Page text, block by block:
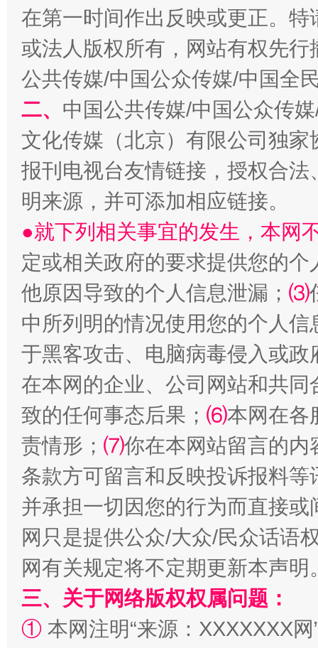
解纷+调解+退费，一次搞定
站台名比不上好声名
漫山遍野的桃花与雪山、麦地、白藏房 除
在第一时间作出反映或更正。
或法人版权所有，网站有权先
公共传媒/中国公众传媒/中国全
二、 中国公共传媒/中国公众传
文化传媒（北京）有限公司独
报刊电视台友情链接，授权合
明来源，并可添加相应链接。
●就下列相关事宜的发生，本网
定或相关政府的要求提供您的个
他原因导致的个人信息泄漏； ⑶
中所列明的情况使用您的个人
于黑客攻击、电脑病毒侵入或
在本网的企业、公司网站和共
致的任何事态后果； ⑹本网在各
责情形； ⑺你在本网站留言的内
条款方可留言和反映投诉报料
并承担一切因您的行为而直接
网只是提供公众/大众/民众话语
网有关规定将不定期更新本声明
三、关于网络版权权属问题：
① 本网注明“来源：XXXXXXX